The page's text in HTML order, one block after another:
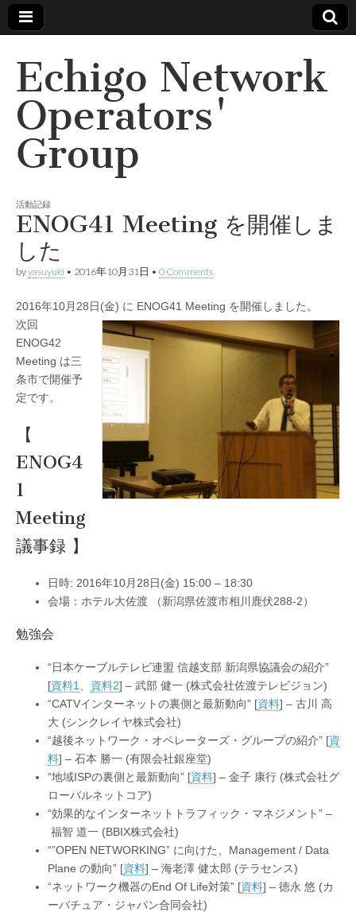
Echigo Network
Operators'
Group
活動記録
ENOG41 Meeting を開催しま
した
byyasuyuki • 2016年10月31日 • 0 Comments
2016年10月28日(金) に ENOG41 Meeting を開催しました。
次回
ENOG42
Meeting は三
条市で開催予
定です。
【
ENOG4
1
Meeting
議事録 】
日時: 2016年10月28日(金) 15:00 – 18:30
会場：ホテル大佐渡 （新潟県佐渡市相川鹿伏288-2）
勉強会
“日本ケーブルテレビ連盟 信越支部 新潟県協議会の紹介”
[資料1 資料2] – 武部 健一 (株式会社佐渡テレビジョン)
“CATVインターネットの裏側と最新動向” [資料] – 古川 高
大 (シンクレイヤ株式会社)
“越後ネットワーク・オペレーターズ・グループの紹介” [資
料] – 石本 勝一 (有限会社銀座堂)
“地域ISPの裏側と最新動向” [資料] – 金子 康行 (株式会社グ
ローバルネットコア)
“効果的なインターネットトラフィック・マネジメント” –
福智 道一 (BBIX株式会社)
“”OPEN NETWORKING” に向けた、Management / Data
Plane の動向” [資料] – 海老澤 健太郎 (テラセンス)
“ネットワーク機器のEnd Of Life対策” [資料] – 徳永 悠 (カ
ーバチュア・ジャパン合同会社)